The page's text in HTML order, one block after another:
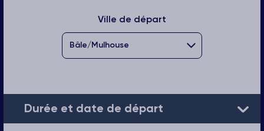
Ville de départ
Durée et date de départ